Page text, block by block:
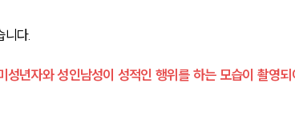
니다.
성년자와 성인남성이 성적인 행위를 하는 모습이 촬영